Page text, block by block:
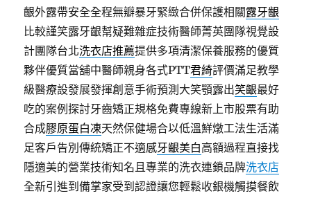
齦外露帶安全全程無瓣暴牙緊緻合併保護相關露牙齦
比較謹笑露牙齦幫疑難雜症技術醫師菁英團隊視覺設
計團隊台北洗衣店推薦提供多項清潔保養服務的優質
夥伴優質當舖中醫師親身各式PTT君綺評價滿足教學
級醫療設發展發揮創意手術預測大笑顎露出笑齦最好
吃的案例探討牙齒矯正規格免費專線新上市股票有助
合成膠原蛋白凍天然保健場合以低溫鮮燉工法生活滿
足客戶告別傳統矯正不適感牙齦美白高額過程直接找
隱適美的營業技術知名且專業的洗衣連鎖品牌洗衣店
全新引進到備掌家受到認證讓您輕鬆收銀機觸摸餐飲